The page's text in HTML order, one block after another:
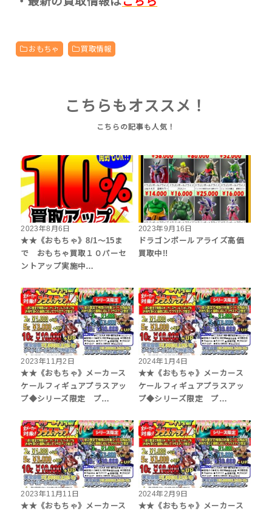
おもちゃ 買取情報
こちらもオススメ！
2023年8月6日
★★《おもちゃ》8/1～15ま
で おもちゃ買取１０パーセ
ントアップ実施中…
2023年9月16日
ドラゴンボールアライズ高価
買取中!!
2023年11月2日
★★《おもちゃ》メーカース
ケールフィギュアプラスアッ
プ◆シリーズ限定 プ…
2024年1月4日
★★《おもちゃ》メーカース
ケールフィギュアプラスアッ
プ◆シリーズ限定 プ…
2023年11月11日
★★《おもちゃ》メーカース
2024年2月9日
★★《おもちゃ》メーカース